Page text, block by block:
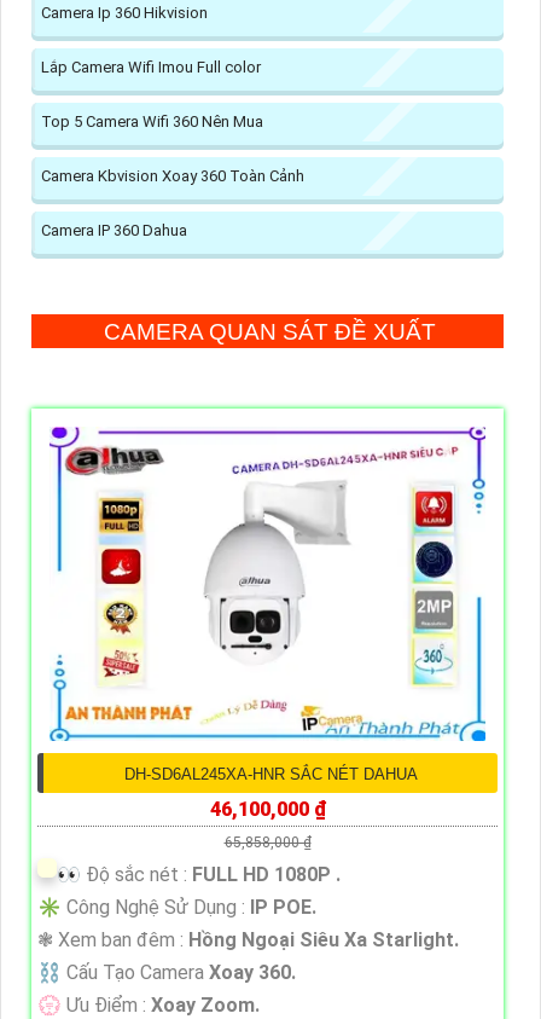
Camera Ip 360 Hikvision
Lắp Camera Wifi Imou Full color
Top 5 Camera Wifi 360 Nên Mua
Camera Kbvision Xoay 360 Toàn Cảnh
Camera IP 360 Dahua
CAMERA QUAN SÁT ĐỀ XUẤT
DH-SD6AL245XA-HNR SẮC NÉT DAHUA
46,100,000 ₫
65,858,000 ₫
️👀 Độ sắc nét : FULL HD 1080P .
✳️ Công Nghệ Sử Dụng :
IP POE.
❃ Xem ban đêm : Hồng Ngoại Siêu Xa Starlight.
⛓ Cấu Tạo Camera Xoay 360.
️💮 Ưu Điểm : Xoay Zoom.